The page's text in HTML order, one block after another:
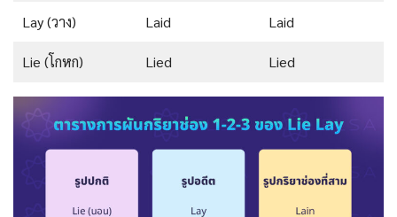
Lay (วาง) Laid Laid
Lie (โกหก) Lied Lied